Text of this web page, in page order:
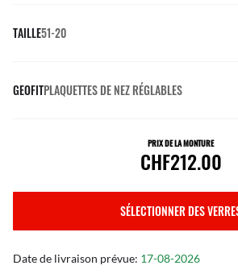
TAILLE51-20
GEOFITPLAQUETTES DE NEZ RÉGLABLES
PRIX DE LA MONTURE
CHF212.00
SÉLECTIONNER DES
Date de livraison prévue: 17-08-2026